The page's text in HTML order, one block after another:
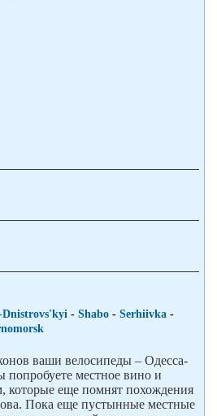
- Shabo - Serhiivka -
ваши велосипеды – Одесса-
попробуете местное вино и
которые еще помнят похождения
Пока еще пустынные местные